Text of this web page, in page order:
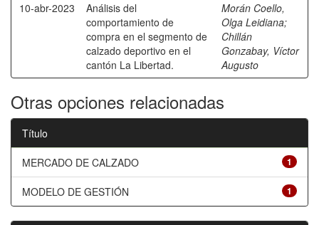
10-abr-2023
Análisis del
comportamiento de
compra en el segmento de
calzado deportivo en el
cantón La Libertad.
Morán Coello,
Olga Leidiana;
Chillán
Gonzabay, Víctor
Augusto
Otras opciones relacionadas
Título
1
MERCADO DE CALZADO
1
MODELO DE GESTIÓN